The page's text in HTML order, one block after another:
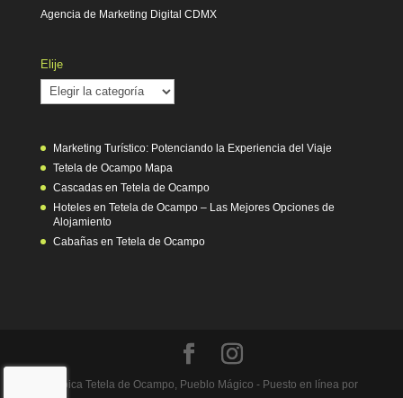
Agencia de Marketing Digital CDMX
Elije
Elije
Marketing Turístico: Potenciando la Experiencia del Viaje
Tetela de Ocampo Mapa
Cascadas en Tetela de Ocampo
Hoteles en Tetela de Ocampo – Las Mejores Opciones de
Alojamiento
Cabañas en Tetela de Ocampo
Heróica Tetela de Ocampo, Pueblo Mágico - Puesto en línea por